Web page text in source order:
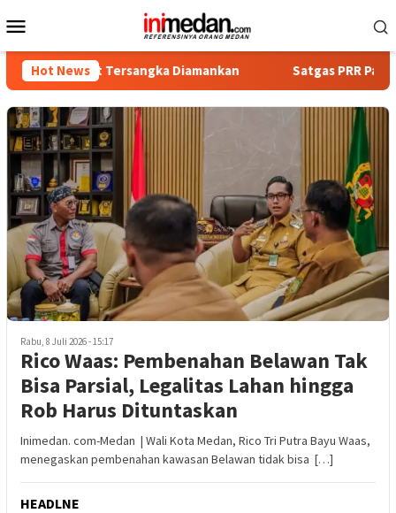
ke
Mobile
Hot News
Tersangka Diamankan Satgas PRR Pacu Realisasi
Rabu, 8 Juli 2026 - 15:17
Rico Waas: Pembenahan Belawan Tak
Bisa Parsial, Legalitas Lahan hingga
Rob Harus Dituntaskan
Inimedan. com-Medan | Wali Kota Medan, Rico Tri Putra Bayu Waas,
menegaskan pembenahan kawasan Belawan tidak bisa […]
HEADLNE